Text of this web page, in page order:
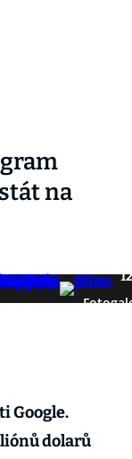
na
12
Google.
dolarů